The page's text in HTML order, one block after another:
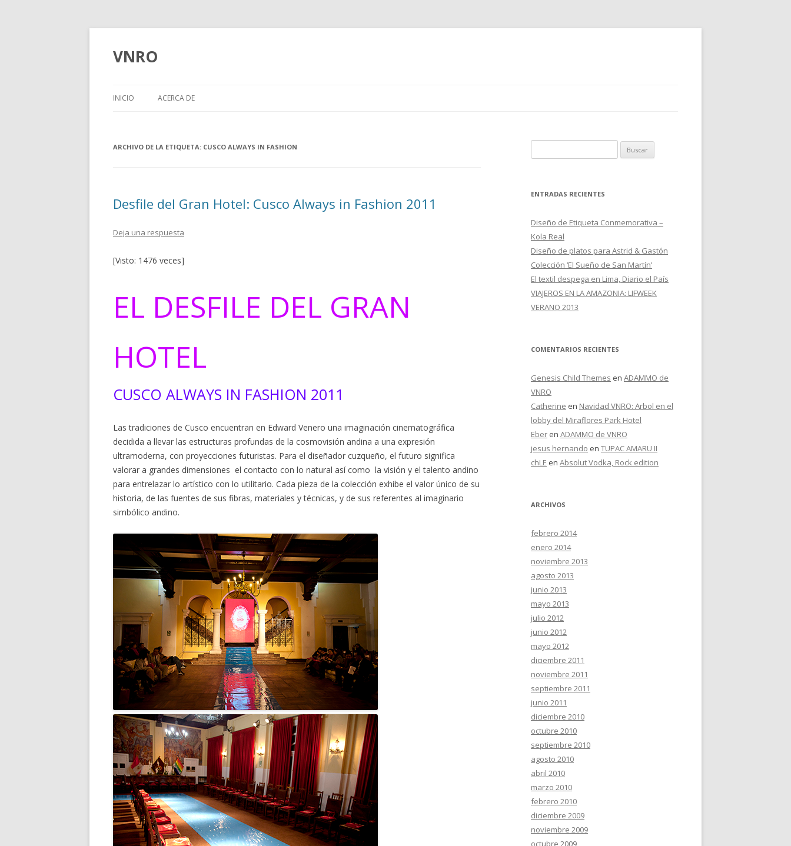
VNRO
INICIO ACERCA DE
ARCHIVO DE LA ETIQUETA: CUSCO ALWAYS IN FASHION
Desfile del Gran Hotel: Cusco Always in Fashion 2011
Deja una respuesta
[Visto: 1476 veces]
EL DESFILE DEL GRAN
HOTEL
CUSCO ALWAYS IN FASHION 2011
Las tradiciones de Cusco encuentran en Edward Venero una imaginación cinematográfica
decidida a llevar las estructuras profundas de la cosmovisión andina a una expresión
ultramoderna, con proyecciones futuristas. Para el diseñador cuzqueño, el futuro significa
valorar a grandes dimensiones el contacto con lo natural así como la visión y el talento andino
para entrelazar lo artístico con lo utilitario. Cada pieza de la colección exhibe el valor único de su
historia, de las fuentes de sus fibras, materiales y técnicas, y de sus referentes al imaginario
simbólico andino.
u
c
r
:
ENTRADAS RECIENTES
Diseño de Etiqueta Conmemorativa –
Kola Real
Diseño de platos para Astrid & Gastón
Colección ‘El Sueño de San Martín’
El textil despega en Lima, Diario el País
VIAJEROS EN LA AMAZONIA: LIFWEEK
VERANO 2013
COMENTARIOS RECIENTES
Genesis Child Themes en ADAMMO de
VNRO
Catherine en Navidad VNRO: Arbol en el
lobby del Miraflores Park Hotel
Eber en ADAMMO de VNRO
jesus hernando en TUPAC AMARU II
chLE en Absolut Vodka, Rock edition
ARCHIVOS
febrero 2014
enero 2014
noviembre 2013
agosto 2013
junio 2013
mayo 2013
julio 2012
junio 2012
mayo 2012
diciembre 2011
noviembre 2011
septiembre 2011
junio 2011
diciembre 2010
octubre 2010
septiembre 2010
agosto 2010
abril 2010
marzo 2010
febrero 2010
diciembre 2009
noviembre 2009
octubre 2009